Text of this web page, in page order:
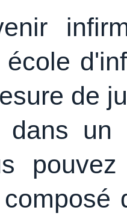
école
de
dans